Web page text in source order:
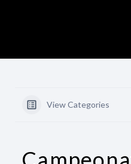
View Categories